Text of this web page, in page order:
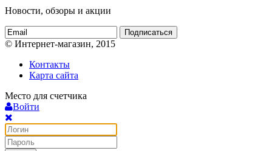
Новости, обзоры и акции
Подписаться
© Интернет-магазин, 2015
Контакты
Карта сайта
Место для счетчика
Войти